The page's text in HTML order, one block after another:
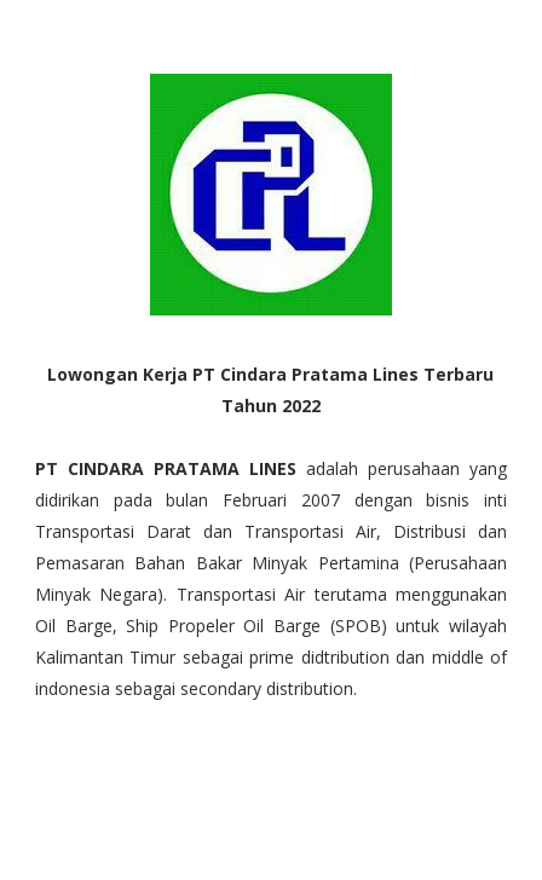
Lowongan Kerja PT Cindara Pratama Lines Terbaru
Tahun 2022
PT CINDARA PRATAMA LINESadalah perusahaan yang
didirikan pada bulan Februari 2007 dengan bisnis inti
Transportasi Darat dan Transportasi Air, Distribusi dan
Pemasaran Bahan Bakar Minyak Pertamina (Perusahaan
Minyak Negara). Transportasi Air terutama menggunakan
Oil Barge, Ship Propeler Oil Barge (SPOB) untuk wilayah
Kalimantan Timur sebagai prime didtribution dan middle of
indonesia sebagai secondary distribution.